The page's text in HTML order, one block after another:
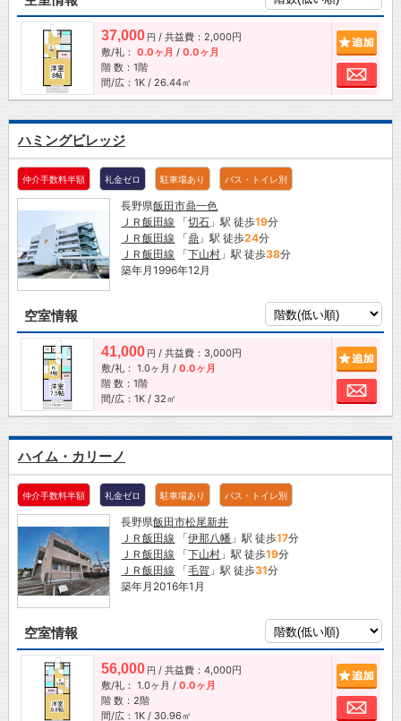
37,000 円 / 共益費：2,000円
敷/礼： 0.0ヶ月 / 0.0ヶ月
階 数：1階
間/広：1K / 26.44㎡
お
ハミングビレッジ
仲介手数料半額 礼金ゼロ 駐車場あり バス・トイレ別
長野県飯田市鼎一色
ＪＲ飯田線 「切石 」駅 徒歩19分
ＪＲ飯田線 「鼎 」駅 徒歩24分
ＪＲ飯田線 「下山村 」駅 徒歩38分
築年月1996年12月
空室情報
41,000 円 / 共益費：3,000円
敷/礼： 1.0ヶ月 / 0.0ヶ月
階 数：1階
間/広：1K / 32㎡
お
ハイム・カリーノ
仲介手数料半額 礼金ゼロ 駐車場あり バス・トイレ別
長野県飯田市松尾新井
ＪＲ飯田線 「伊那八幡 」駅 徒歩17分
ＪＲ飯田線 「下山村 」駅 徒歩19分
ＪＲ飯田線 「毛賀 」駅 徒歩31分
築年月2016年1月
空室情報
56,000 円 / 共益費：4,000円
敷/礼： 1.0ヶ月 / 0.0ヶ月
階 数：2階
間/広：1K / 30.96㎡
お